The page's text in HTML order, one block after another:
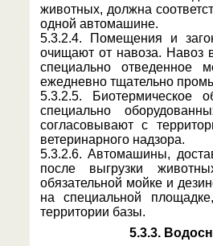
животных, должна
одной автомашине.
5.3.2.4. Помещения и
очищают от навоза. Навоз
специально отведенное
ежедневно тщательно
5.3.2.5. Биотермическое
специально
согласовывают с
ветеринарного надзора.
5.3.2.6. Автомашины,
после выгрузки
обязательной мойке и
на специальной
территории базы.
5.3.3.